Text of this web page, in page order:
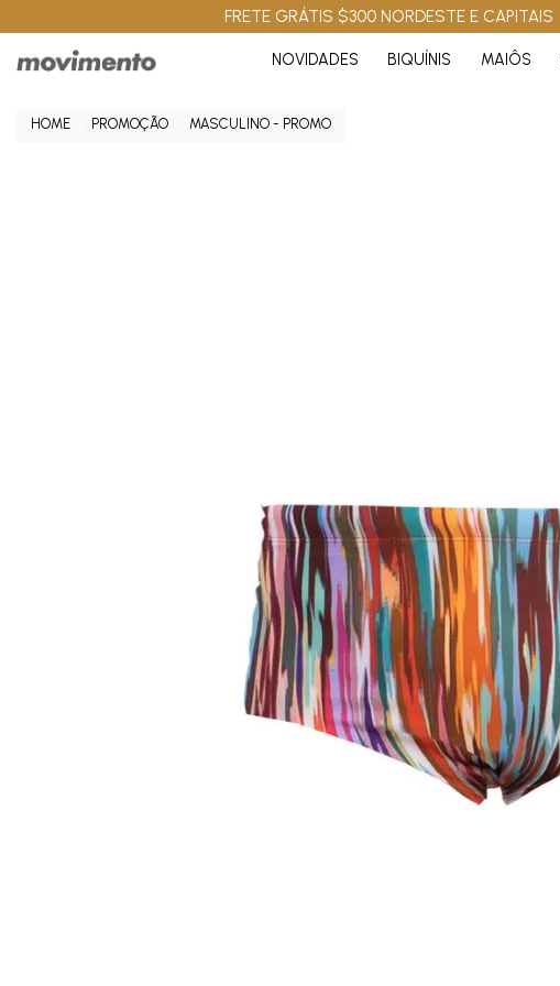
FRETE GRÁTIS $300 NORDESTE E CAPITAIS
NOVIDADES BIQUÍNIS MAIÔS
PROMOÇÃO MASCULINO - PROMO